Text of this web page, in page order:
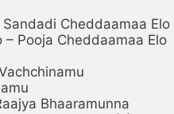
Cheddaamaa Elo
– Pooja Cheddaamaa Elo
Bhaaramunna